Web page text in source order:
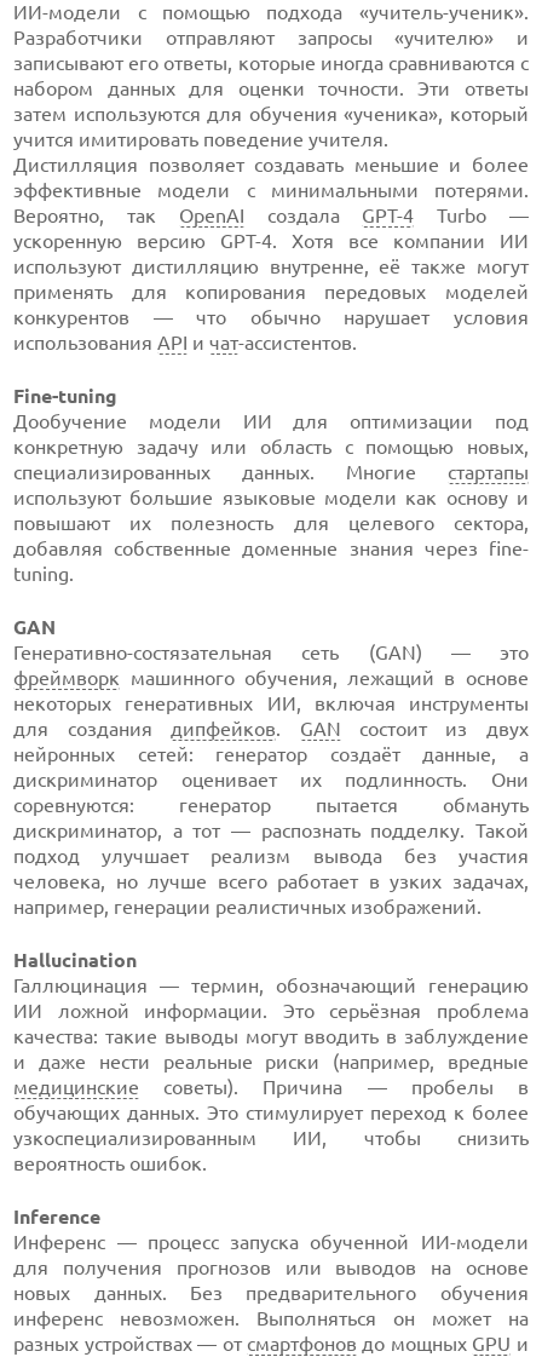
ИИ-модели с помощью подхода «учитель-ученик».
Разработчики отправляют запросы «учителю» и
записывают его ответы, которые иногда сравниваются с
набором данных для оценки точности. Эти ответы
затем используются для обучения «ученика», который
учится имитировать поведение учителя.
Дистилляция позволяет создавать меньшие и более
эффективные модели с минимальными потерями.
Вероятно, так OpenAI создала GPT-4 Turbo —
ускоренную версию GPT-4. Хотя все компании ИИ
используют дистилляцию внутренне, её также могут
применять для копирования передовых моделей
конкурентов — что обычно нарушает условия
использованияAPI ичат-ассистентов.
Fine-tuning
Дообучение модели ИИ для оптимизации под
конкретную задачу или область с помощью новых,
специализированных данных. Многие стартапы
используют большие языковые модели как основу и
повышают их полезность для целевого сектора,
добавляя собственные доменные знания через fine-
tuning.
GAN
Генеративно-состязательная сеть (GAN) — это
фреймворк машинного обучения, лежащий в основе
некоторых генеративных ИИ, включая инструменты
для создания дипфейков. GAN состоит из двух
нейронных сетей: генератор создаёт данные, а
дискриминатор оценивает их подлинность. Они
соревнуются: генератор пытается обмануть
дискриминатор, а тот — распознать подделку. Такой
подход улучшает реализм вывода без участия
человека, но лучше всего работает в узких задачах,
например, генерации реалистичных изображений.
Hallucination
Галлюцинация — термин, обозначающий генерацию
ИИ ложной информации. Это серьёзная проблема
качества: такие выводы могут вводить в заблуждение
и даже нести реальные риски (например, вредные
медицинские советы). Причина — пробелы в
обучающих данных. Это стимулирует переход к более
узкоспециализированным ИИ, чтобы снизить
вероятность ошибок.
Inference
Инференс — процесс запуска обученной ИИ-модели
для получения прогнозов или выводов на основе
новых данных. Без предварительного обучения
инференс невозможен. Выполняться он может на
разных устройствах — от смартфонов до мощных GPU и